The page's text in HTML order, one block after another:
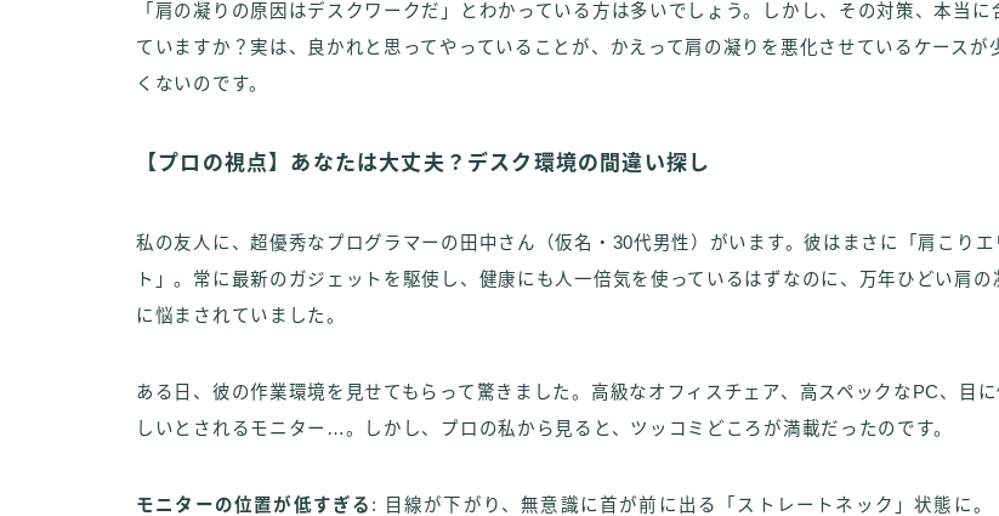
「肩の凝りの原因はデスクワークだ」とわかっている方は多いでしょう。しかし、その対策、本当に
ていますか？実は、良かれと思ってやっていることが、かえって肩の凝りを悪化させているケースが
くないのです。
【プロの視点】あなたは大丈夫？デスク環境の間違い探し
私の友人に、超優秀なプログラマーの田中さん（仮名・30代男性）がいます。彼はまさに「肩こりエ
ト」。常に最新のガジェットを駆使し、健康にも人一倍気を使っているはずなのに、万年ひどい肩の
に悩まされていました。
ある日、彼の作業環境を見せてもらって驚きました。高級なオフィスチェア、高スペックなPC、目に
しいとされるモニター…。しかし、プロの私から見ると、ツッコミどころが満載だったのです。
モニターの位置が低すぎる : 目線が下がり、無意識に首が前に出る「ストレートネック」状態に。